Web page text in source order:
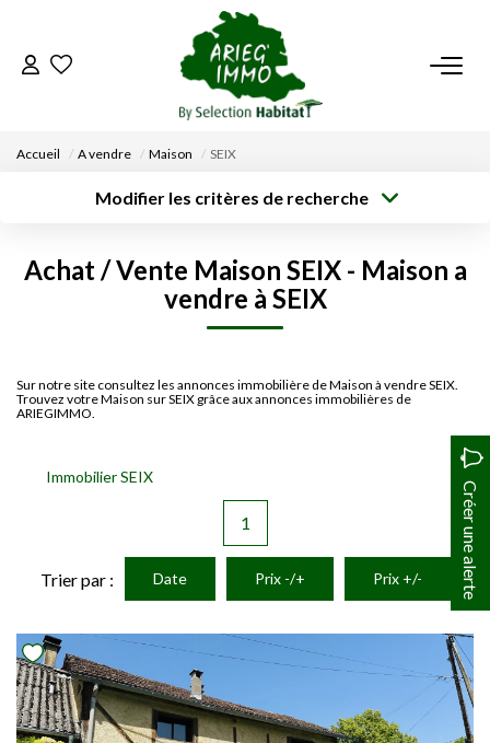
ACCUEIL
DÉPOSEZ VOTRE RECHERCHE
Accueil A vendre Maison SEIX
Modifier les critères de recherche
Type de bien
Surface min
Achat / Vente Maison SEIX - Maison a
vendre à SEIX
Sur notre site consultez les annonces immobilière de Maison à vendre SEIX.
Trouvez votre Maison sur SEIX grâce aux annonces immobilières de
ARIEGIMMO.
Immobilier SEIX
Créer une alerte
1
Trier par : Date Prix -/+ Prix +/-